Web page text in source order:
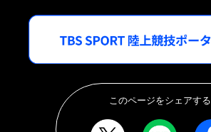
このページをシェアする